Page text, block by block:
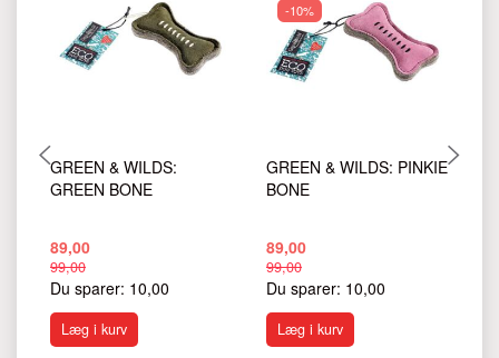
GREEN & WILDS:
GREEN BONE
89,00
99,00
Du sparer: 10,00
Læg i kurv
-10%
GREEN & WILDS: PINKIE
BONE
89,00
99,00
Du sparer: 10,00
Læg i kurv